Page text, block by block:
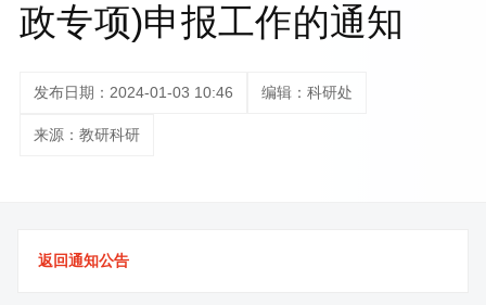
政专项)申报工作的通知
发布日期：2024-01-03 10:46 编辑：科研处
来源：教研科研
返回通知公告